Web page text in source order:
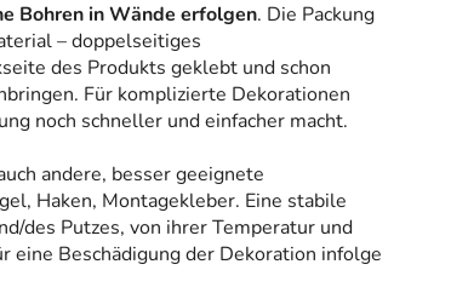
Bohren in Wände erfolgen. Die Packung
– doppelseitiges
des Produkts geklebt und schon
Für komplizierte Dekorationen
noch schneller und einfacher macht.
andere, besser geeignete
Haken, Montagekleber. Eine stabile
des Putzes, von ihrer Temperatur und
eine Beschädigung der Dekoration infolge